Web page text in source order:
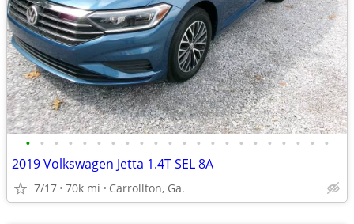
• • • • • • • • • • • • • • • • • • • • • •
2019 Volkswagen Jetta 1.4T SEL 8A
7/17 70k mi Carrollton, Ga.